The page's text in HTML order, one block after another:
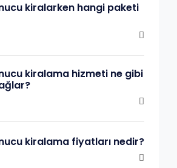
kiralarken hangi paketi
kiralama hizmeti ne gibi
kiralama fiyatları nedir?